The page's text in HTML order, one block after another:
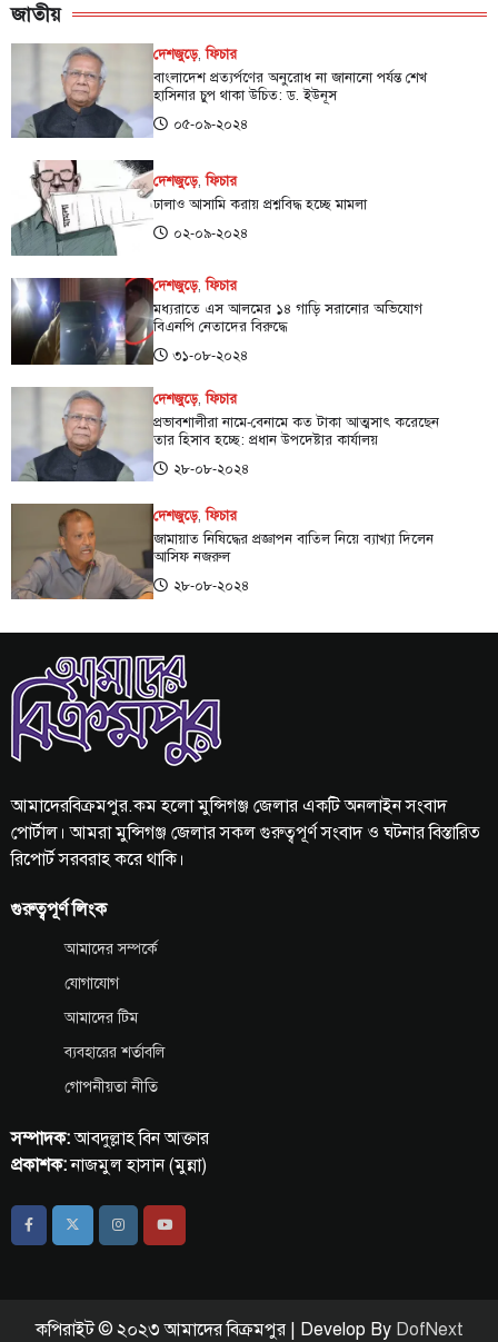
জাতীয়
দেশজুড়ে,ফিচার
বাংলাদেশ প্রত্যর্পণের অনুরোধ না জানানো পর্যন্ত শেখ
হাসিনার চুপ থাকা উচিত: ড. ইউনূস
০৫-০৯-২০২৪
দেশজুড়ে,ফিচার
ঢালাও আসামি করায় প্রশ্নবিদ্ধ হচ্ছে মামলা
০২-০৯-২০২৪
দেশজুড়ে,ফিচার
মধ্যরাতে এস আলমের ১৪ গাড়ি সরানোর অভিযোগ
বিএনপি নেতাদের বিরুদ্ধে
৩১-০৮-২০২৪
দেশজুড়ে,ফিচার
প্রভাবশালীরা নামে-বেনামে কত টাকা আত্মসাৎ করেছেন
তার হিসাব হচ্ছে: প্রধান উপদেষ্টার কার্যালয়
২৮-০৮-২০২৪
দেশজুড়ে,ফিচার
জামায়াত নিষিদ্ধের প্রজ্ঞাপন বাতিল নিয়ে ব্যাখ্যা দিলেন
আসিফ নজরুল
২৮-০৮-২০২৪
আমাদেরবিক্রমপুর.কম হলো মুন্সিগঞ্জ জেলার একটি অনলাইন সংবাদ
পোর্টাল। আমরা মুন্সিগঞ্জ জেলার সকল গুরুত্বপূর্ণ সংবাদ ও ঘটনার বিস্তারিত
রিপোর্ট সরবরাহ করে থাকি।
গুরুত্বপূর্ণ লিংক
আমাদের সম্পর্কে
যোগাযোগ
আমাদের টিম
ব্যবহারের শর্তাবলি
গোপনীয়তা নীতি
সম্পাদক:আবদুল্লাহ বিন আক্তার
প্রকাশক:নাজমুল হাসান (মুন্না)
কপিরাইট © ২০২৩ আমাদের বিক্রমপুর | Develop By DofNext